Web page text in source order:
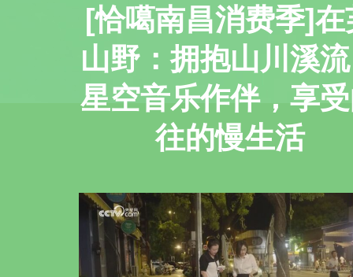
[恰噶南昌消费季]在
山野：拥抱山川溪
星空音乐作伴，享
往的慢生活